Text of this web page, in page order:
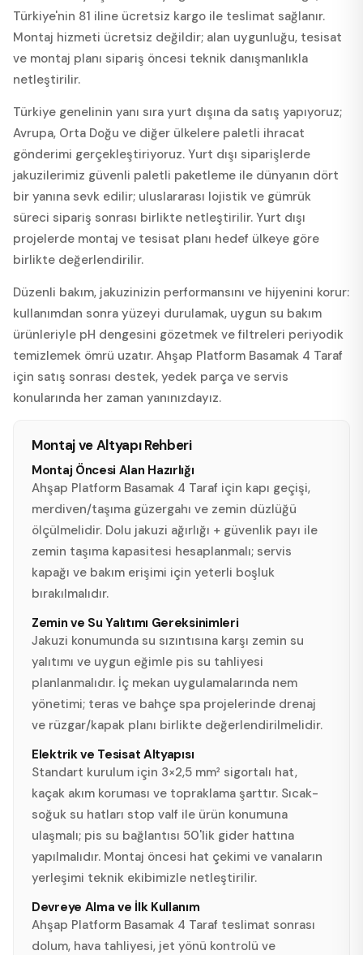
Türkiye'nin 81 iline ücretsiz kargo ile teslimat sağlanır.
Montaj hizmeti ücretsiz değildir; alan uygunluğu, tesisat
ve montaj planı sipariş öncesi teknik danışmanlıkla
netleştirilir.
Türkiye genelinin yanı sıra yurt dışına da satış yapıyoruz;
Avrupa, Orta Doğu ve diğer ülkelere paletli ihracat
gönderimi gerçekleştiriyoruz. Yurt dışı siparişlerde
jakuzilerimiz güvenli paletli paketleme ile dünyanın dört
bir yanına sevk edilir; uluslararası lojistik ve gümrük
süreci sipariş sonrası birlikte netleştirilir. Yurt dışı
projelerde montaj ve tesisat planı hedef ülkeye göre
birlikte değerlendirilir.
Düzenli bakım, jakuzinizin performansını ve hijyenini korur:
kullanımdan sonra yüzeyi durulamak, uygun su bakım
ürünleriyle pH dengesini gözetmek ve filtreleri periyodik
temizlemek ömrü uzatır. Ahşap Platform Basamak 4 Taraf
için satış sonrası destek, yedek parça ve servis
konularında her zaman yanınızdayız.
Montaj ve Altyapı Rehberi
Montaj Öncesi Alan Hazırlığı
Ahşap Platform Basamak 4 Taraf için kapı geçişi,
merdiven/taşıma güzergahı ve zemin düzlüğü
ölçülmelidir. Dolu jakuzi ağırlığı + güvenlik payı ile
zemin taşıma kapasitesi hesaplanmalı; servis
kapağı ve bakım erişimi için yeterli boşluk
bırakılmalıdır.
Zemin ve Su Yalıtımı Gereksinimleri
Jakuzi konumunda su sızıntısına karşı zemin su
yalıtımı ve uygun eğimle pis su tahliyesi
planlanmalıdır. İç mekan uygulamalarında nem
yönetimi; teras ve bahçe spa projelerinde drenaj
ve rüzgar/kapak planı birlikte değerlendirilmelidir.
Elektrik ve Tesisat Altyapısı
Standart kurulum için 3×2,5 mm² sigortalı hat,
kaçak akım koruması ve topraklama şarttır. Sıcak-
soğuk su hatları stop valf ile ürün konumuna
ulaşmalı; pis su bağlantısı 50'lik gider hattına
yapılmalıdır. Montaj öncesi hat çekimi ve vanaların
yerleşimi teknik ekibimizle netleştirilir.
Devreye Alma ve İlk Kullanım
Ahşap Platform Basamak 4 Taraf teslimat sonrası
dolum, hava tahliyesi, jet yönü kontrolü ve